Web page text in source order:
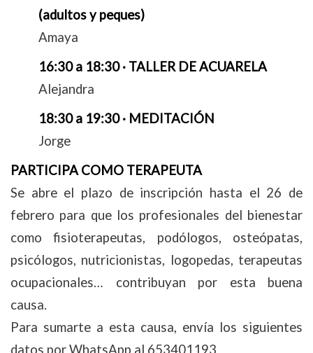
(adultos y peques)
Amaya
16:30 a 18:30 · TALLER DE ACUARELA
Alejandra
18:30 a 19:30 · MEDITACIÓN
Jorge
PARTICIPA COMO TERAPEUTA
Se abre el plazo de inscripción hasta el 26 de
febrero para que los profesionales del bienestar
como fisioterapeutas, podólogos, osteópatas,
psicólogos, nutricionistas, logopedas, terapeutas
ocupacionales… contribuyan por esta buena
causa.
Para sumarte a esta causa, envía los siguientes
datos por WhatsApp al 653401193